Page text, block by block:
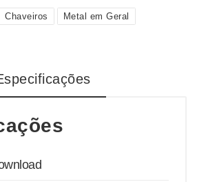
Chaveiros Metal em Geral